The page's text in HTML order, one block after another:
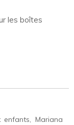
les boîtes
Mariana